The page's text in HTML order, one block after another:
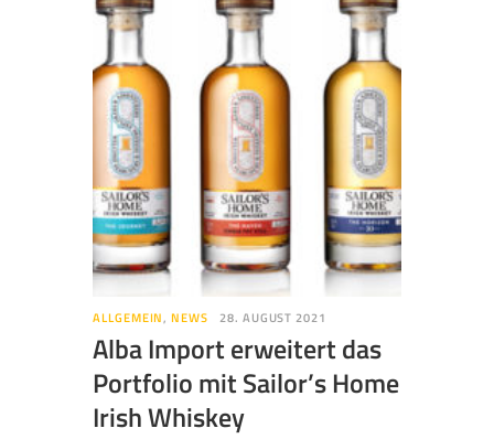
ALLGEMEIN,NEWS 28. AUGUST 2021
Alba Import erweitert das
Portfolio mit Sailor’s Home
Irish Whiskey